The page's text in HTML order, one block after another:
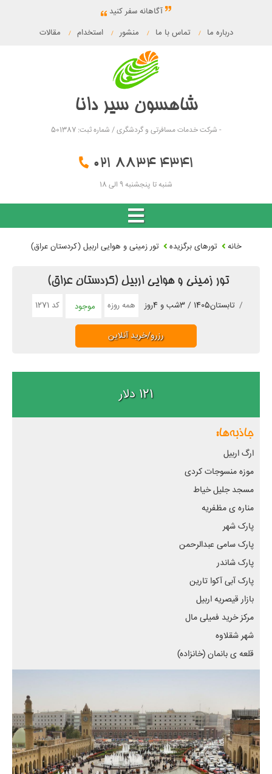
آگاهانه سفر کنید
درباره ما
/ تماس با ما / منشور / استخدام / مقالات
شاهسون سیر دانا
- شرکت خدمات مسافرتی و گردشگری / شماره ثبت: 501387
021 8834 4341
شنبه تا پنجشنبه 9 الی 18
خانه تورهای برگزیده تور زمینی و هوایی اربیل (کردستان عراق)
تور زمینی و هوایی اربیل (کردستان عراق)
تابستان1405 / 3شب و 4روز همه روزه موجود کد 1271
رزرو/خرید آنلاین
121 دلار
جاذبه‌ها:
ارگ اربیل
موزه منسوجات کردی
مسجد جلیل خیاط
مناره ی مظفریه
پارک شهر
پارک سامی عبدالرحمن
پارک شاندر
پارک آبی آکوا تارین
بازار قیصریه اربیل
مرکز خرید فمیلی مال
شهر شقلاوه
قلعه ی بانمان (خانزاده)